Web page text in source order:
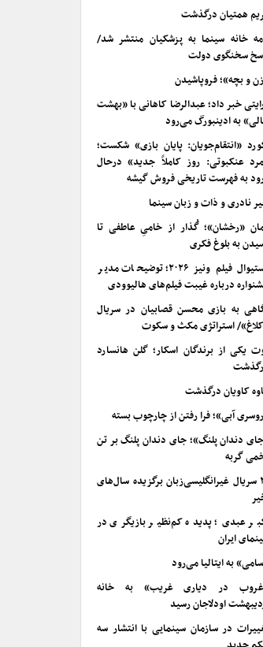
همتیان درگذشت
خانه سینما به پزشکیان منتشر شد/
سخنگوی دولت
و بچه»؛ فروپاشیدن
خبر داد؛ عبدالرضا کاهانی با «بهشت
به ادینبورگ می‌رود
«انتقام‌جویان: پایان بازی» شکست؛
عنکبوتی: روز کاملاً جدید» درحال
به فهرست تاریخی فروش گیشه
نادری و ذات و زبان سینما
«رخشان»؛ گُذار از خامیِ عاطفی تا
به بلوغ فکری
فستیوال فیلم ونیز ۲۰۲۶؛ توضیحات مدیر
درباره غیبت فیلم‌های هالیوودی
به بازی محسن قصابیان در سریال
استراتژی مکث و سکوت
یکی از برندگان اسکار؛ گلن هانسارد
کاویان درگذشت
آبی»؛ فرا رفتن از چارچوب بسته
دندان پلنگ»؛ جای دندان پلنگ بر تن
گربه
۲۰ سریال غیرانگلیسی‌زبان برگزیده سال‌های
عبدی؛ پدیده کم‌نظیر بازیگری در
ایران
به ایتالیا می‌رود
در دیاری غریب» به خانه
اودلاجان رسید
در سازمان سینمایی با انتشار سه